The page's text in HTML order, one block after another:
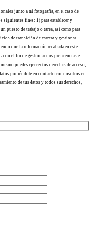
junto a mi fotografía, en el caso de
siguientes fines: 1) para establecer y
puesto de trabajo o tarea, así como para
de transición de carrera y gestionar
que la información recabada en este
el fin de gestionar mis preferencias e
puedes ejercer tus derechos de acceso,
poniéndote en contacto con nosotros en
de tus datos y todos sus derechos,